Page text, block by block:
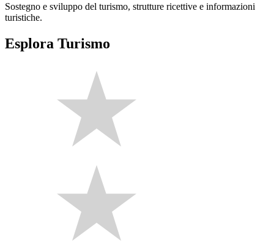
Sostegno e sviluppo del turismo, strutture ricettive e informazioni
turistiche.
Esplora Turismo